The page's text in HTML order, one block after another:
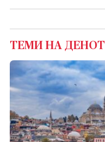
ТЕМИ НА ДЕНОТ